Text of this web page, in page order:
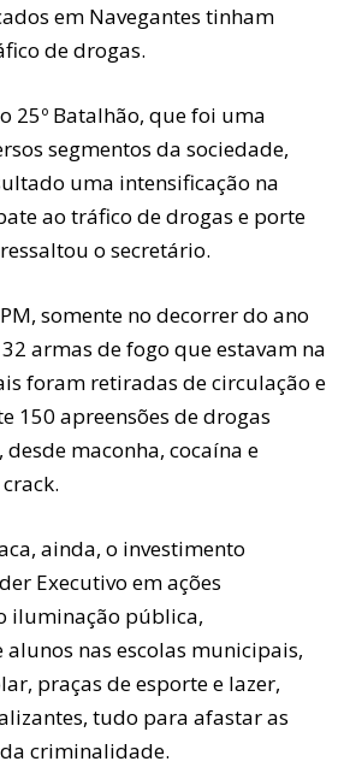
em Navegantes tinham
de drogas.
25º Batalhão, que foi uma
segmentos da sociedade,
uma intensificação na
ao tráfico de drogas e porte
o secretário.
somente no decorrer do ano
armas de fogo que estavam na
foram retiradas de circulação e
150 apreensões de drogas
maconha, cocaína e
ainda, o investimento
Executivo em ações
iluminação pública,
nas escolas municipais,
praças de esporte e lazer,
tudo para afastar as
criminalidade.